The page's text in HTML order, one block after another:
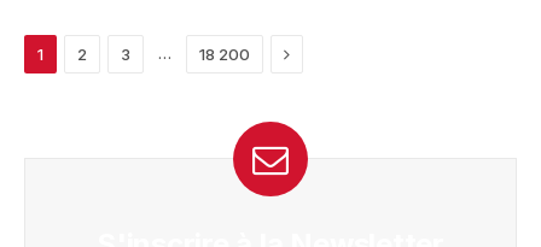
1 2 3 … 18 200 Next